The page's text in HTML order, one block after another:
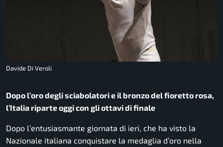
Davide Di Veroli
Dopo l’oro degli sciabolatori e il bronzo del fioretto rosa,
l’Italia riparte oggi con gli ottavi di finale
Dopo l’entusiasmante giornata di ieri, che ha visto la
Nazionale italiana conquistare la medaglia d’oro nella